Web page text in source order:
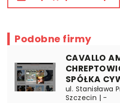
Podobne firmy
CAVALLO
SPÓŁKA
ul. Stanisława
Szczecin | -